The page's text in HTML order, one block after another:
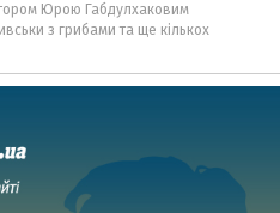
Юрою Габдулхаковим
з грибами та ще кількох